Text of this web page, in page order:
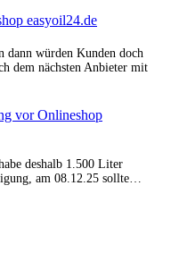
easyoil24.de
dann würden Kunden doch
dem nächsten Anbieter mit
vor Onlineshop
deshalb 1.500 Liter
am 08.12.25 sollte…